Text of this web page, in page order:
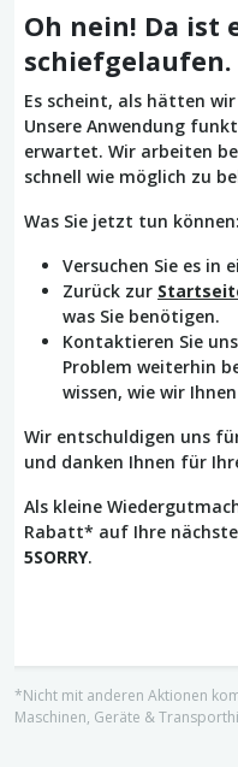
Oh nein! Da ist
schiefgelaufen.
Es scheint, als hätten
Unsere Anwendung
erwartet. Wir arbeiten
schnell wie möglich zu
Was Sie jetzt tun können:
Versuchen Sie es in
Zurück zur
was Sie benötigen.
Kontaktieren Sie
Problem weiterhin
wissen, wie wir
Wir entschuldigen uns
und danken Ihnen für
Als kleine
Rabatt* auf Ihre
5SORRY.
*Nicht mit anderen Aktionen
Maschinen, Geräte &